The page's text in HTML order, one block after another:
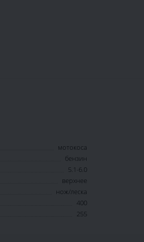
мотокоса
бензин
5.1-6.0
верхнее
нож/леска
400
255